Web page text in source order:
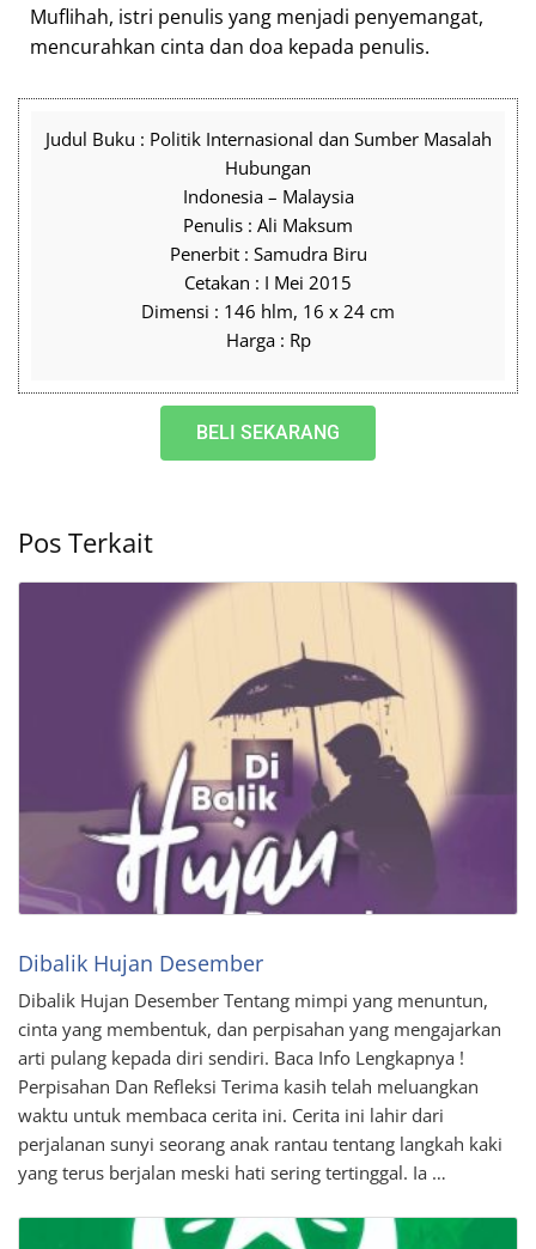
Muflihah, istri penulis yang menjadi penyemangat,
mencurahkan cinta dan doa kepada penulis.
Judul Buku : Politik Internasional dan Sumber Masalah
Hubungan
Indonesia – Malaysia
Penulis : Ali Maksum
Penerbit : Samudra Biru
Cetakan : I Mei 2015
Dimensi : 146 hlm, 16 x 24 cm
Harga : Rp
BELI SEKARANG
Pos Terkait
Dibalik Hujan Desember
Dibalik Hujan Desember Tentang mimpi yang menuntun,
cinta yang membentuk, dan perpisahan yang mengajarkan
arti pulang kepada diri sendiri. Baca Info Lengkapnya !
Perpisahan Dan Refleksi Terima kasih telah meluangkan
waktu untuk membaca cerita ini. Cerita ini lahir dari
perjalanan sunyi seorang anak rantau tentang langkah kaki
yang terus berjalan meski hati sering tertinggal. Ia …